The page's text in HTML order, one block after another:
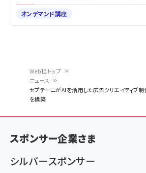
く
ず
Web担トップ
ニュース
セプテーニがAIを活用した広告クリエイティブ
を構築
オンデマンド講座
スポンサー企業さま
シルバースポンサー